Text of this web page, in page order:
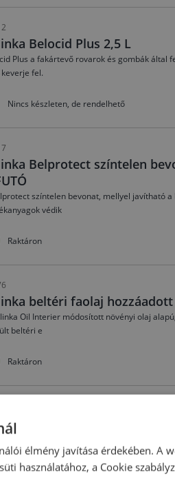
Belocid Plus 2,5 L
Plus a fakártevő rovarok és gombák által
fel.
Nincs készleten, de rendelhető
Belprotect színtelen
színtelen bevonat, mellyel javítható
védik
Raktáron
beltéri faolaj
Oil Interier módosított növényi olaj
beltéri e
Raktáron
decking oil 201 natúr 0,75
Decking Oil kültéri, járható fafelületek
Ellenálló
élmény javítása érdekében. A
használatához, a Cookie